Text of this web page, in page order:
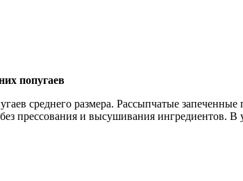
попугаев
среднего размера. Рассыпчатые
прессования и высушивания ингредиентов.